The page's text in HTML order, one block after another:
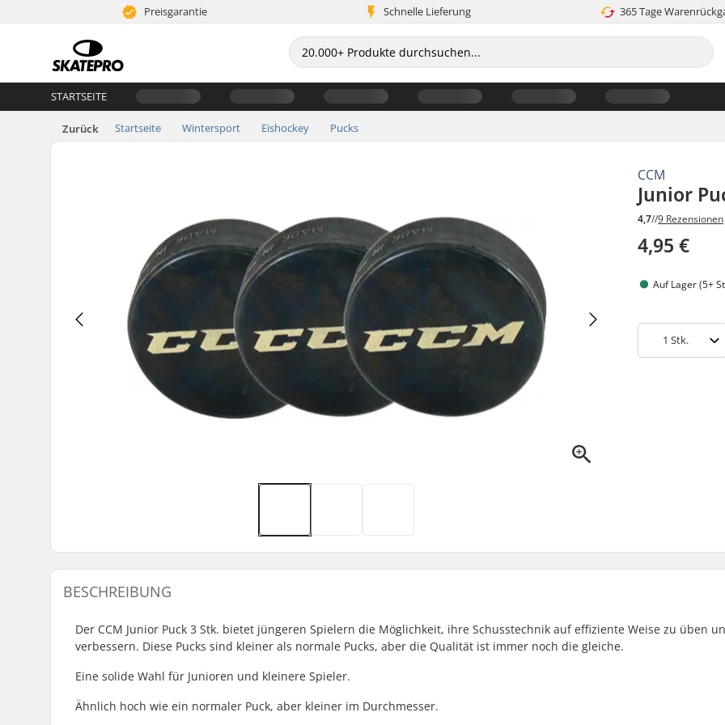
Preisgarantie Schnelle Lieferung 365 Tage
STARTSEITE
Zurück Startseite Wintersport Eishockey Pucks
CCM
Junior
4,7//9 Rezensionen
4,95 €
Auf Lager (5+
1 Stk.
BESCHREIBUNG
Der CCM Junior Puck 3 Stk. bietet jüngeren Spielern die Möglichkeit, ihre Schusstechnik auf effiziente Weise zu üben
verbessern. Diese Pucks sind kleiner als normale Pucks, aber die Qualität ist immer noch die gleiche.
Eine solide Wahl für Junioren und kleinere Spieler.
Ähnlich hoch wie ein normaler Puck, aber kleiner im Durchmesser.